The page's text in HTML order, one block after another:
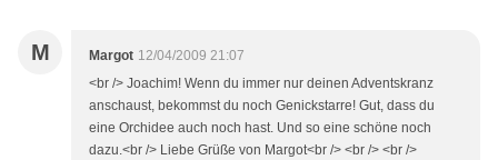
M Margot 12/04/2009 21:07
<br /> Joachim! Wenn du immer nur deinen Adventskranz
anschaust, bekommst du noch Genickstarre! Gut, dass du
eine Orchidee auch noch hast. Und so eine schöne noch
dazu.<br /> Liebe Grüße von Margot<br /> <br /> <br />